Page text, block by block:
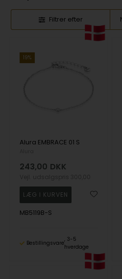
Filtrer efter
19%
Alura EMBRACE 01 S
243,00 DKK
MB5119B-S
Bestillingsvare
3-5
hverdage